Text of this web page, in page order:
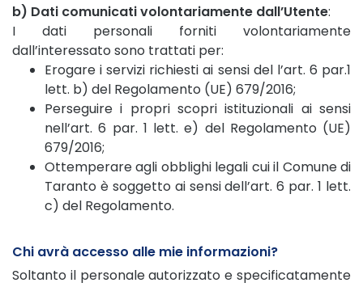
b) Dati comunicati volontariamente dall’Utente:
I dati personali forniti volontariamente
dall’interessato sono trattati per:
Erogare i servizi richiesti ai sensi del l’art. 6 par.1
lett. b) del Regolamento (UE) 679/2016;
Perseguire i propri scopri istituzionali ai sensi
nell’art. 6 par. 1 lett. e) del Regolamento (UE)
679/2016;
Ottemperare agli obblighi legali cui il Comune di
Taranto è soggetto ai sensi dell’art. 6 par. 1 lett.
c) del Regolamento.
Chi avrà accesso alle mie informazioni?
Soltanto il personale autorizzato e specificatamente